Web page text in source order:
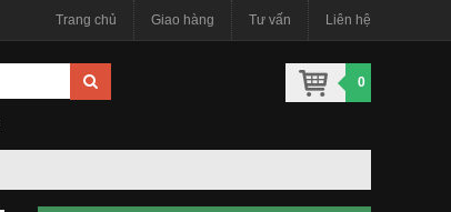
Trang chủ Giao hàng Tư vấn Liên hệ
0